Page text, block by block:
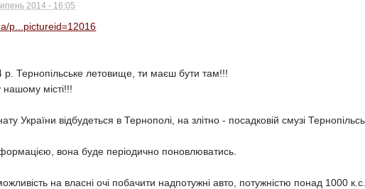
2014 - 16:05
p...pictureid=12016
р. Тернопільське летовище, ти маєш бути там!!!
місті!!!
України відбудеться в Тернополі, на злітно - посадковій смузі
вона буде періодично поновлюватись.
на власні очі побачити надпотужні авто, потужністю понад 1000 к.с.